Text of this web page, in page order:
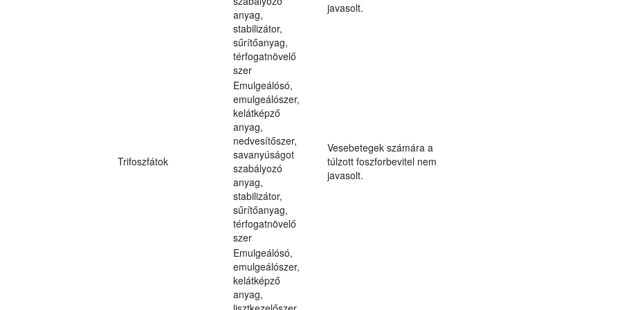
anyag,
stabilizátor,
sűrítőanyag,
térfogatnövelő
szer
javasolt.
Trifoszfátok
Emulgeálósó,
emulgeálószer,
kelátképző
anyag,
nedvesítőszer,
savanyúságot
szabályozó
anyag,
stabilizátor,
sűrítőanyag,
térfogatnövelő
szer
Vesebetegek számára a
túlzott foszforbevitel nem
javasolt.
Emulgeálósó,
emulgeálószer,
kelátképző
anyag,